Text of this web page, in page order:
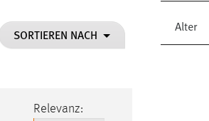
Alter
SORTIEREN NACH
Relevanz: